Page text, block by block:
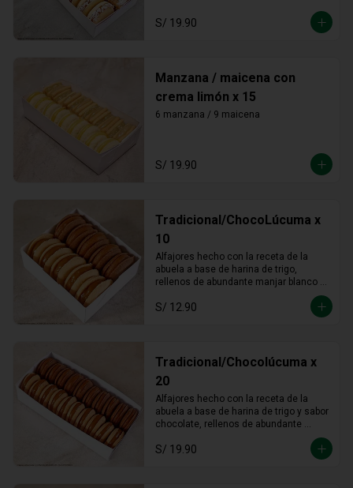
S/ 19.90
Manzana / maicena con
crema limón x 15
6 manzana / 9 maicena
S/ 19.90
Tradicional/ChocoLúcuma x
10
Alfajores hecho con la receta de la
abuela a base de harina de trigo,
rellenos de abundante manjar blanco
tradicional y manjar blanco de lúcuma
S/ 12.90
Tradicional/Chocolúcuma x
20
Alfajores hecho con la receta de la
abuela a base de harina de trigo y sabor
chocolate, rellenos de abundante
blanco de lúcuma
S/ 19.90